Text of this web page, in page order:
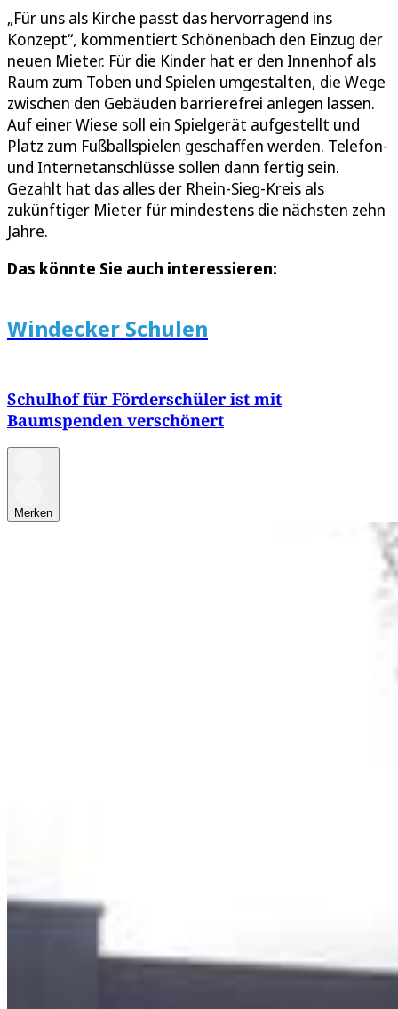
„Für uns als Kirche passt das hervorragend ins
Konzept“, kommentiert Schönenbach den Einzug der
neuen Mieter. Für die Kinder hat er den Innenhof als
Raum zum Toben und Spielen umgestalten, die Wege
zwischen den Gebäuden barrierefrei anlegen lassen.
Auf einer Wiese soll ein Spielgerät aufgestellt und
Platz zum Fußballspielen geschaffen werden. Telefon-
und Internetanschlüsse sollen dann fertig sein.
Gezahlt hat das alles der Rhein-Sieg-Kreis als
zukünftiger Mieter für mindestens die nächsten zehn
Jahre.
Das könnte Sie auch interessieren:
Windecker Schulen
Schulhof für Förderschüler ist mit
Baumspenden verschönert
Merken